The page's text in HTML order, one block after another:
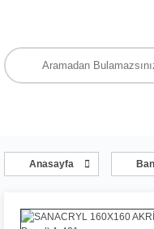
Anasayfa